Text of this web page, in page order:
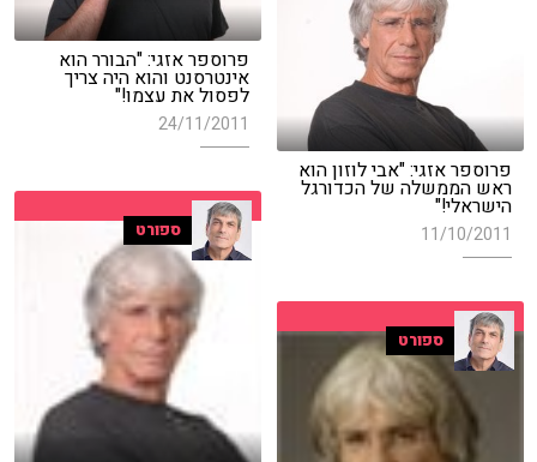
פרוספר אזגי: "הבורר הוא
אינטרסנט והוא היה צריך
לפסול את עצמו!"
24/11/2011
פרוספר אזגי: "אבי לוזון הוא
ראש הממשלה של הכדורגל
הישראלי!"
11/10/2011 ספורט
ספורט